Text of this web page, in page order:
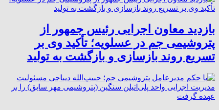
بازدید معاون اجرایی رئیس جمهور از
پتروشیمی جم در عسلویه؛ تأکید وی بر
تسریع روند بازسازی و بازگشت به تولید